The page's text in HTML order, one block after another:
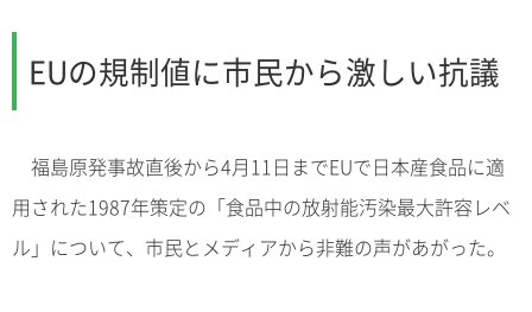
EUの規制値に市民から激しい抗議
福島原発事故直後から4月11日までEUで日本産食品に適
用された1987年策定の「食品中の放射能汚染最大許容レベ
ル」について、市民とメディアから非難の声があがった。